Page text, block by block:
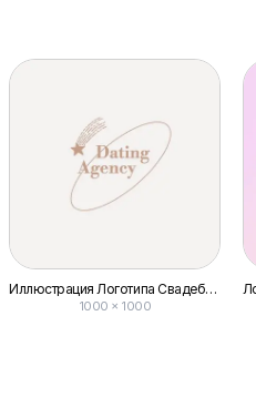
Иллюстрация Логотипа Свадебного Агентства
1000 × 1000